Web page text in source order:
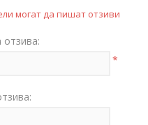
могат да пишат отзиви
отзива:
*